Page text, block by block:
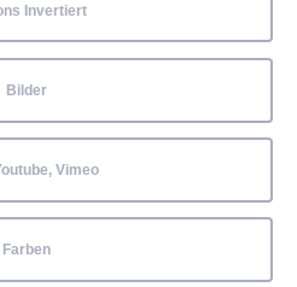
Invertiert
Bilder
Vimeo
Farben